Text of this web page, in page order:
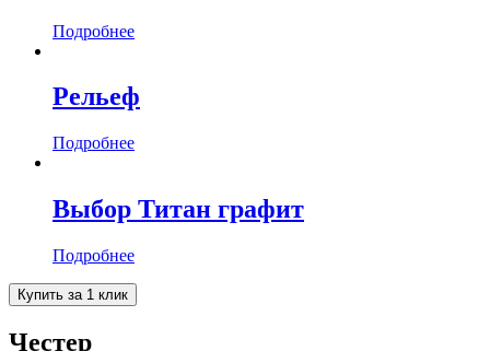
Подробнее
Рельеф
Подробнее
Выбор Титан графит
Подробнее
Купить за 1 клик
Честер